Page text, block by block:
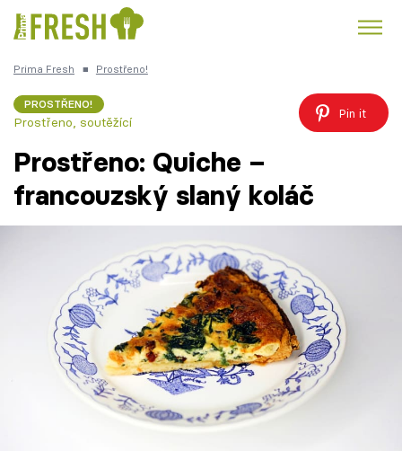
Česká kuchyně
Recepty
Články
TV Program
Škola vaření
Prima Fresh ■ Prostřeno!
PROSTŘENO!
Prostřeno, soutěžící
Pin it
Prostřeno: Quiche –
francouzský slaný koláč